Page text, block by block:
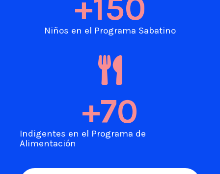
Niños en el Programa Sabatino​
+150
Indigentes en el Programa de
Alimentación
+70